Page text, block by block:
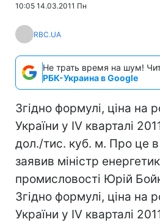
10:05 14.03.2011 Пн
RBC.UA
Не трать время на шум!
РБК-Украина в Google
Згідно формулі, ціна на
України у IV кварталі
дол./тис. куб. м. Про це в
заявив міністр
промисловості Юрій
Згідно формулі, ціна на
України у IV кварталі